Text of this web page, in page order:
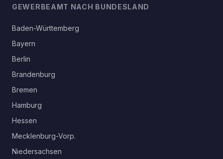
GEWERBEAMT NACH BUNDESLAND
Baden-Württemberg
Bayern
Berlin
Brandenburg
Bremen
Hamburg
Hessen
Mecklenburg-Vorp.
Niedersachsen